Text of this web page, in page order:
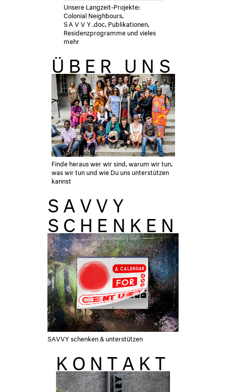
Unsere Langzeit-Projekte:
Colonial Neighbours,
SAVVY .doc, Publikationen,
Residenzprogramme und vieles
mehr
ÜBER UNS
Finde heraus wer wir sind, warum wir tun,
was wir tun und wie Du uns unterstützen
kannst
SAVVY
SCHENKEN
SAVVY schenken & unterstützen
KONTAKT